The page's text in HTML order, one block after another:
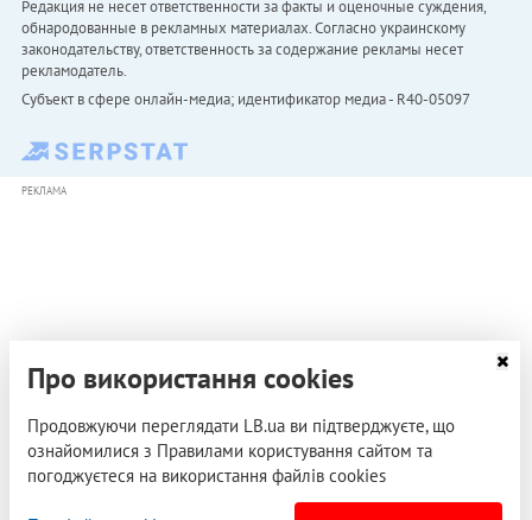
Редакция не несет ответственности за факты и оценочные суждения,
обнародованные в рекламных материалах. Согласно украинскому
законодательству, ответственность за содержание рекламы несет
рекламодатель.
Субъект в сфере онлайн-медиа; идентификатор медиа - R40-05097
РЕКЛАМА
Про використання cookies
Продовжуючи переглядати LB.ua ви підтверджуєте, що
ознайомилися з Правилами користування сайтом та
погоджуєтеся на використання файлів cookies